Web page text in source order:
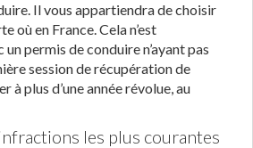
Il vous appartiendra de choisir
où en France. Cela n’est
un permis de conduire n’ayant pas
session de récupération de
à plus d’une année révolue, au
les plus courantes